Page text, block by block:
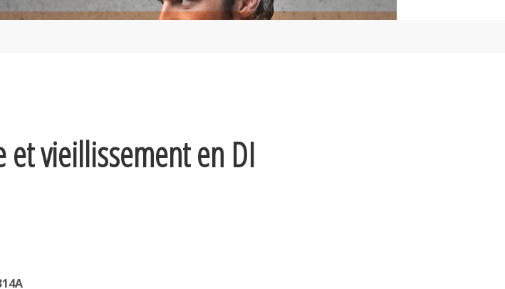
vieillissement en DI